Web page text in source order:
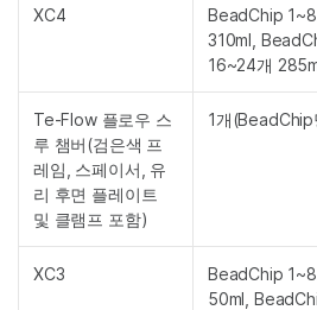
XC4
BeadChip
310ml,
16~24개
Te-Flow 플로우 스
루 챔버(검은색 프
레임, 스페이서, 유
리 후면 플레이트
및 클램프 포함)
1개(BeadChip
XC3
BeadChip
50ml,